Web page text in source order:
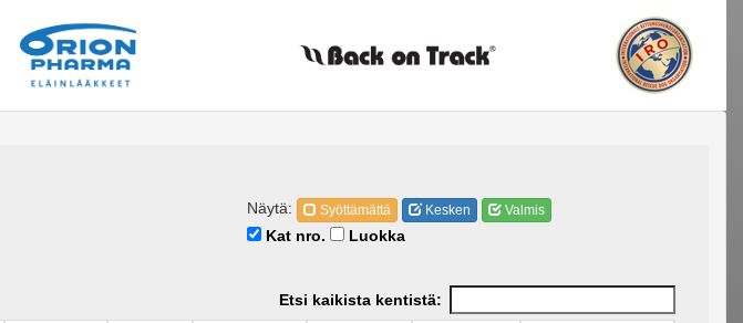
Näytä: Syöttämättä Kesken Valmis
Kat nro.
Luokka
Etsi kaikista kentistä: